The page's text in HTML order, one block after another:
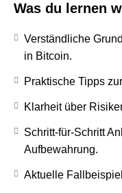
Bitcoin-Sicherheit
Anleitungen wirst du
kostspielige Fehler,
Schritt für Schritt
Exklusiv: Sichere dir
Fragen, lass dich
Maximum aus
Was du lernen
Verständliche
in Bitcoin.
Praktische Tipps
Klarheit über
Schritt-für-Schritt
Aufbewahrung.
Aktuelle